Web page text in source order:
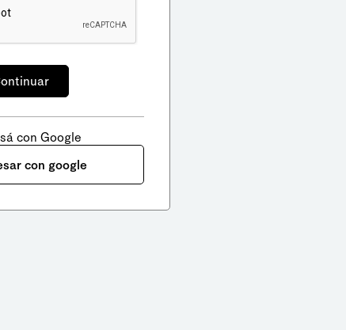
con Google
con google